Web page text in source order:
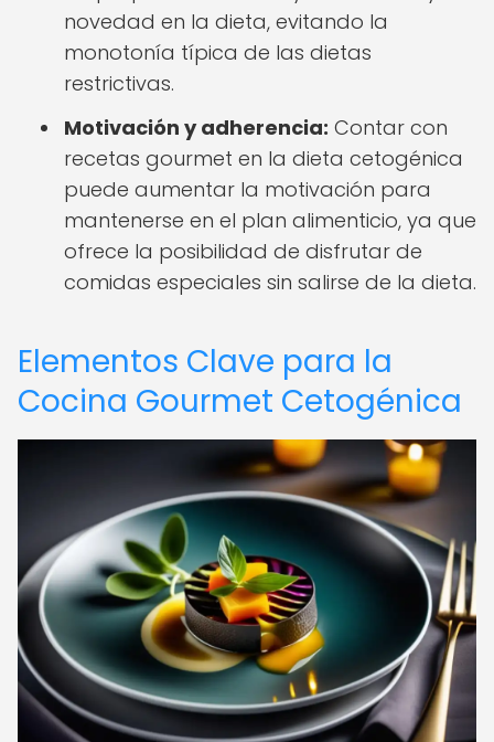
novedad en la dieta, evitando la
monotonía típica de las dietas
restrictivas.
Motivación y adherencia: Contar con
recetas gourmet en la dieta cetogénica
puede aumentar la motivación para
mantenerse en el plan alimenticio, ya que
ofrece la posibilidad de disfrutar de
comidas especiales sin salirse de la dieta.
Elementos Clave para la
Cocina Gourmet Cetogénica